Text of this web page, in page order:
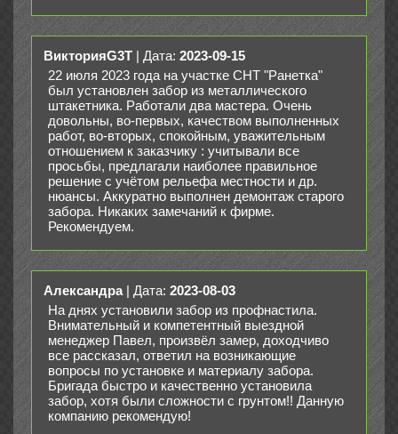
ВикторияG3T | Дата: 2023-09-15
22 июля 2023 года на участке СНТ "Ранетка"
был установлен забор из металлического
штакетника. Работали два мастера. Очень
довольны, во-первых, качеством выполненных
работ, во-вторых, спокойным, уважительным
отношением к заказчику : учитывали все
просьбы, предлагали наиболее правильное
решение с учётом рельефа местности и др.
нюансы. Аккуратно выполнен демонтаж старого
забора. Никаких замечаний к фирме.
Рекомендуем.
Александра | Дата: 2023-08-03
На днях установили забор из профнастила.
Внимательный и компетентный выездной
менеджер Павел, произвёл замер, доходчиво
все рассказал, ответил на возникающие
вопросы по установке и материалу забора.
Бригада быстро и качественно установила
забор, хотя были сложности с грунтом!! Данную
компанию рекомендую!